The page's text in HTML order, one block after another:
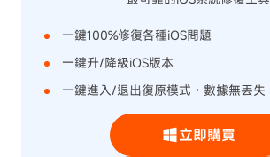
一鍵100%修復各種iOS問題
一鍵升/降級iOS版本
一鍵進入/退出復原模式，數據無丟失
立即購買